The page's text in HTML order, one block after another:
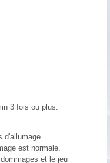
3 fois ou plus.
d'allumage.
est normale.
et le jeu